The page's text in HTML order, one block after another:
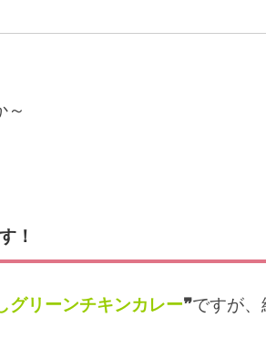
～
！
グリーンチキンカレー❞ですが、